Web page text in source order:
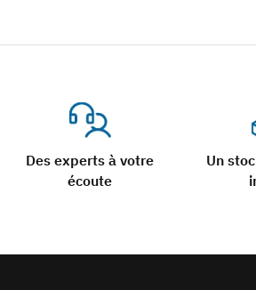
PE noir à bande(s) rouge (s) ou
selon la Marque de Qualité NF 114)
Le polyéthylène pour l’eau potable
PN 10 SDR17 PE100
Des experts à votre
écoute
Un